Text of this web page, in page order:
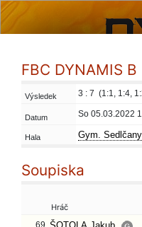
FBC DYNAMIS
Výsledek 3 : 7 (1:1, 1:4,
Datum So 05.03.2022
Hala Gym. Sedlčany
Soupiska
Hráč
69